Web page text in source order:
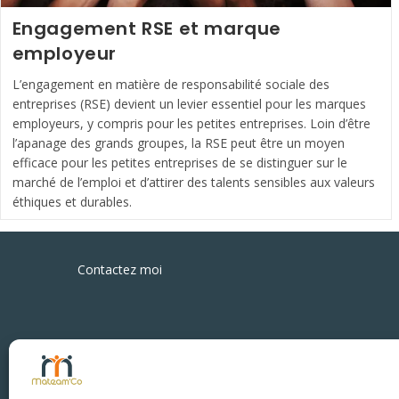
Engagement RSE et marque
employeur
L’engagement en matière de responsabilité sociale des
entreprises (RSE) devient un levier essentiel pour les marques
employeurs, y compris pour les petites entreprises. Loin d’être
l’apanage des grands groupes, la RSE peut être un moyen
efficace pour les petites entreprises de se distinguer sur le
marché de l’emploi et d’attirer des talents sensibles aux valeurs
éthiques et durables.
Et
Contactez moi